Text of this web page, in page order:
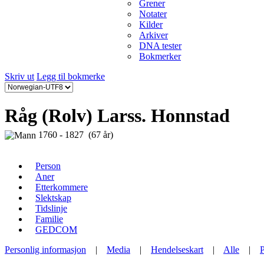
Grener
Notater
Kilder
Arkiver
DNA tester
Bokmerker
Skriv ut Legg til bokmerke
Råg (Rolv) Larss. Honnstad
1760 - 1827 (67 år)
Person
Aner
Etterkommere
Slektskap
Tidslinje
Familie
GEDCOM
Personlig informasjon | Media | Hendelseskart | Alle |